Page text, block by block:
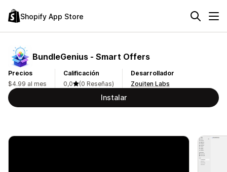
Shopify App Store
BundleGenius ‑ Smart Offers
Precios
$4.99 al mes
Calificación
0,0
(0 Reseñas)
Desarrollador
Zouiten Labs
Instalar